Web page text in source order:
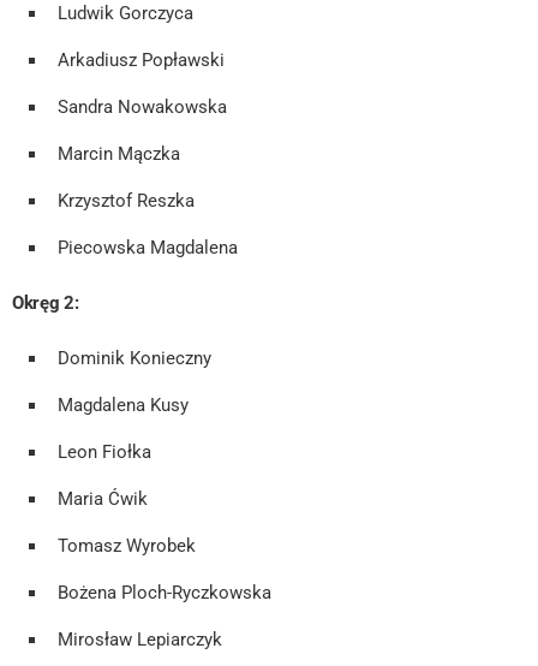
Ludwik Gorczyca
Arkadiusz Popławski
Sandra Nowakowska
Marcin Mączka
Krzysztof Reszka
Piecowska Magdalena
Okręg 2:
Dominik Konieczny
Magdalena Kusy
Leon Fiołka
Maria Ćwik
Tomasz Wyrobek
Bożena Ploch-Ryczkowska
Mirosław Lepiarczyk